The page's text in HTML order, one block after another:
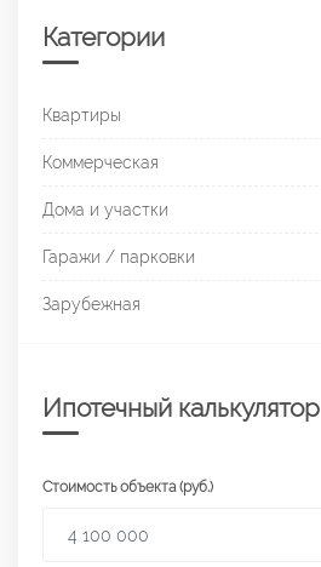
Категории
Квартиры
Коммерческая
Дома и участки
Гаражи / парковки
Зарубежная
Ипотечный калькулятор
Стоимость объекта (руб.)